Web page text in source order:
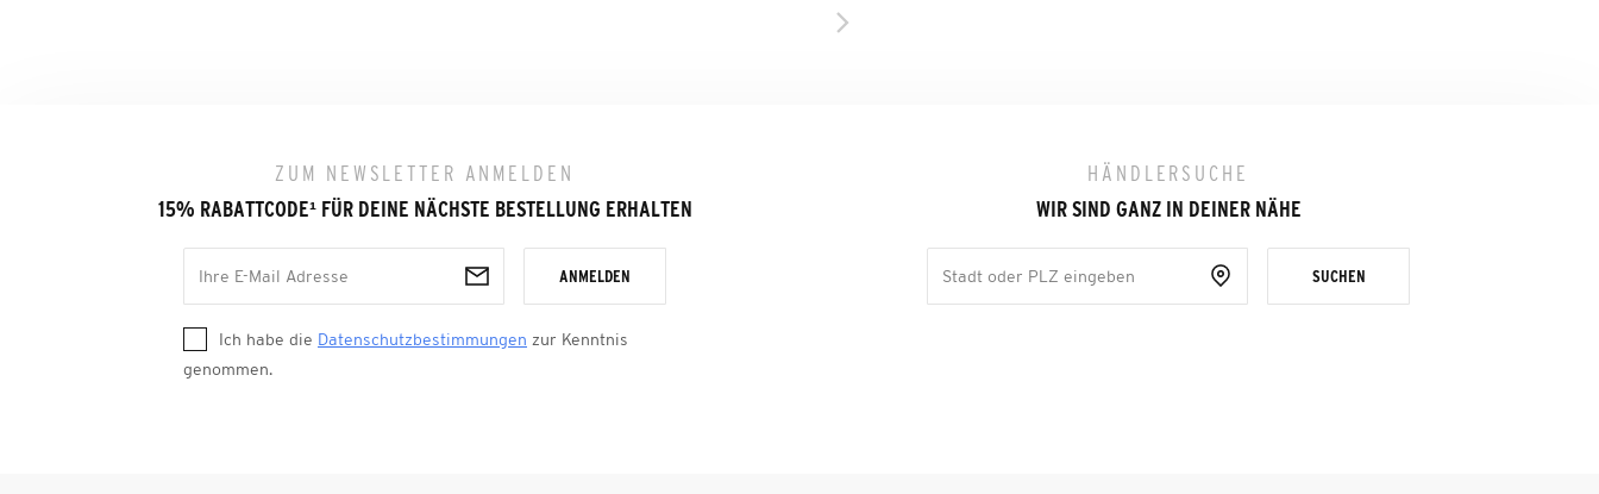
ZUM NEWSLETTER ANMELDEN
15% RABATTCODE¹FÜR DEINE NÄCHSTE BESTELLUNG ERHALTEN
ANMELDEN
Ich habe die Datenschutzbestimmungen zur Kenntnis
genommen.
HÄNDLERSUCHE
WIR SIND GANZ IN DEINER NÄHE
SUCHEN